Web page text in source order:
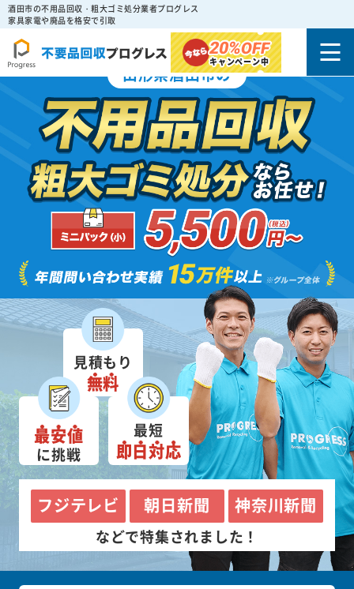
酒田市の不用品回収・粗大ゴミ処分業者プログレス
家具家電や廃品を格安で引取
20%OFF
キャンペーン中
山形県酒田市の
見積もり
無料
最安値
に挑戦
最短
即日対応
フジテレビ 朝日新聞 神奈川新聞
などで特集されました！